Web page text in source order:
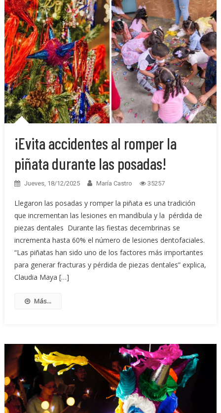
¡Evita accidentes al romper la
piñata durante las posadas!
Jueves, 18/12/2025 María Castro 35257
Llegaron las posadas y romper la piñata es una tradición
que incrementan las lesiones en mandíbula y la pérdida de
piezas dentales Durante las fiestas decembrinas se
incrementa hasta 60% el número de lesiones dentofaciales.
“Las piñatas han sido uno de los factores más importantes
para generar fracturas y pérdida de piezas dentales” explica,
Claudia Maya […]
Más...